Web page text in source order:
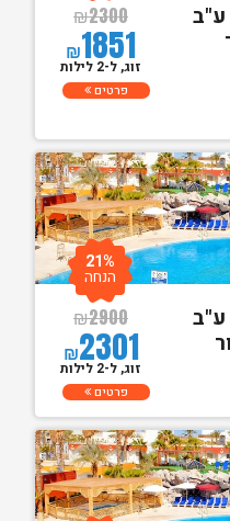
ע"ב
₪2300
₪1851
זוג, ל-2 לילות
פרטים
ע"ב
₪2900
₪2301
21%
הנחה
זוג, ל-2 לילות
פרטים